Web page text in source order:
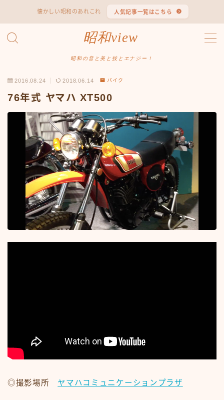
懐かしい昭和のあれこれ 人気記事一覧はこちら
昭和view
昭和の音と美と技とエナジー！
MENU
#2062 (タイトルなし)
#607 (タイトルなし)
#1118 (タイトルなし)
#3067 (タイトルなし)
#3568 (タイトルなし)
#4247 (タイトルなし)
#14723 (タイトルなし)
#14736 (タイトルなし)
#14772 (タイトルなし)
#14775 (タイトルなし)
#14862 (タイトルなし)
#14867 (タイトルなし)
#15107 (タイトルなし)
#19455 (タイトルなし)
Homepage – Big Slide
Homepage – Blog
Homepage – Fashion
Homepage – Infinite Scroll
Homepage – Loop
2016.08.24 2018.06.14 バイク
76年式 ヤマハ XT500
◎撮影場所 ヤマハコミュニケーションプラザ